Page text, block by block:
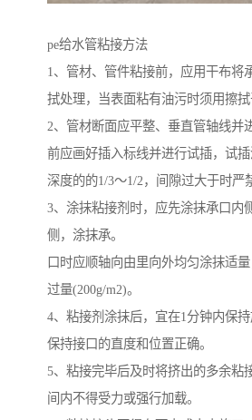
pe给水管粘接方法
1、管材、管件粘接前，应用干布将
拭处理，当表面粘有油污时须用擦拭
2、管材断面应平整、垂直管轴线并
前应画好插入标线并进行试插，试
深度的的1/3～1/2，间隙过大于时严
3、涂抹粘接剂时，应先涂抹承口内
侧，涂抹承。
口时应顺轴向由里向外均匀涂抹适
过量(200g/m2)。
4、粘接剂涂抹后，宜在1分钟内保持
保持接口的直度和位置正确。
5、粘接完毕后及时将挤出的多余粘
间内不得受力或强行加载。